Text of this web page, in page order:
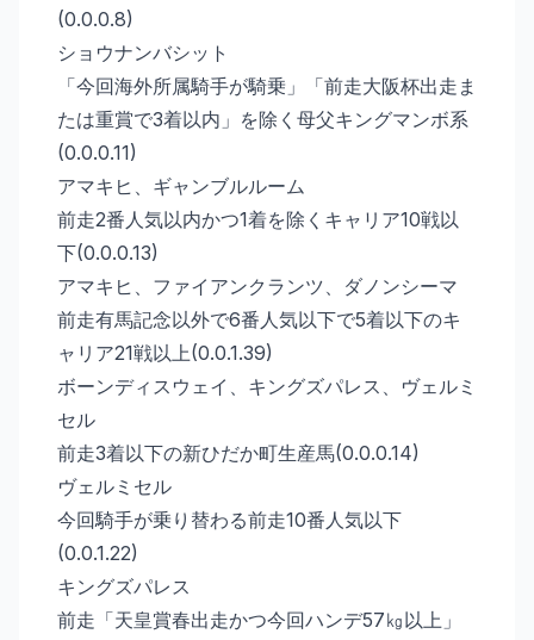
(0.0.0.8)
ショウナンバシット
「今回海外所属騎手が騎乗」「前走大阪杯出走ま
たは重賞で3着以内」を除く母父キングマンボ系
(0.0.0.11)
アマキヒ、ギャンブルルーム
前走2番人気以内かつ1着を除くキャリア10戦以
下(0.0.0.13)
アマキヒ、ファイアンクランツ、ダノンシーマ
前走有馬記念以外で6番人気以下で5着以下のキ
ャリア21戦以上(0.0.1.39)
ボーンディスウェイ、キングズパレス、ヴェルミ
セル
前走3着以下の新ひだか町生産馬(0.0.0.14)
ヴェルミセル
今回騎手が乗り替わる前走10番人気以下
(0.0.1.22)
キングズパレス
前走「天皇賞春出走かつ今回ハンデ57㎏以上」